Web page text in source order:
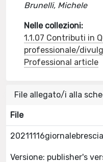
Brunelli, Michele
Nelle collezioni:
1.1.07 Contributi in
professionale/
Professional article
File allegato/i alla
File
Versione: publisher's